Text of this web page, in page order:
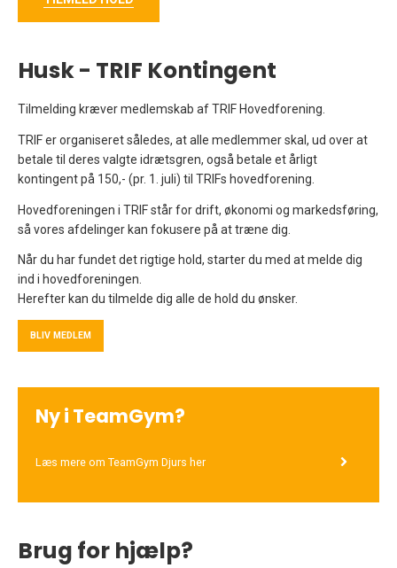
Husk - TRIF Kontingent
Tilmelding kræver medlemskab af TRIF Hovedforening.
TRIF er organiseret således, at alle medlemmer skal, ud over at
betale til deres valgte idrætsgren, også betale et årligt
kontingent på 150,- (pr. 1. juli) til TRIFs hovedforening.
Hovedforeningen i TRIF står for drift, økonomi og markedsføring,
så vores afdelinger kan fokusere på at træne dig.
Når du har fundet det rigtige hold, starter du med at melde dig
ind i hovedforeningen.
Herefter kan du tilmelde dig alle de hold du ønsker.
BLIV MEDLEM
Ny i TeamGym?
Læs mere om TeamGym Djurs her
Brug for hjælp?